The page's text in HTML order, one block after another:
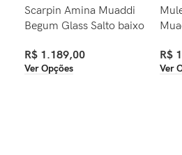
Scarpin Amina Muaddi
Begum Glass Salto baixo
R$ 1.189,00
Ver Opções
R$
Ver